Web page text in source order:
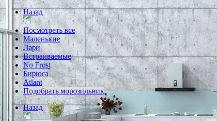
Назад
Посмотреть все
Маленькие
Лари
Встраиваемые
No Frost
Бирюса
Atlant
Подобрать морозильник
Назад